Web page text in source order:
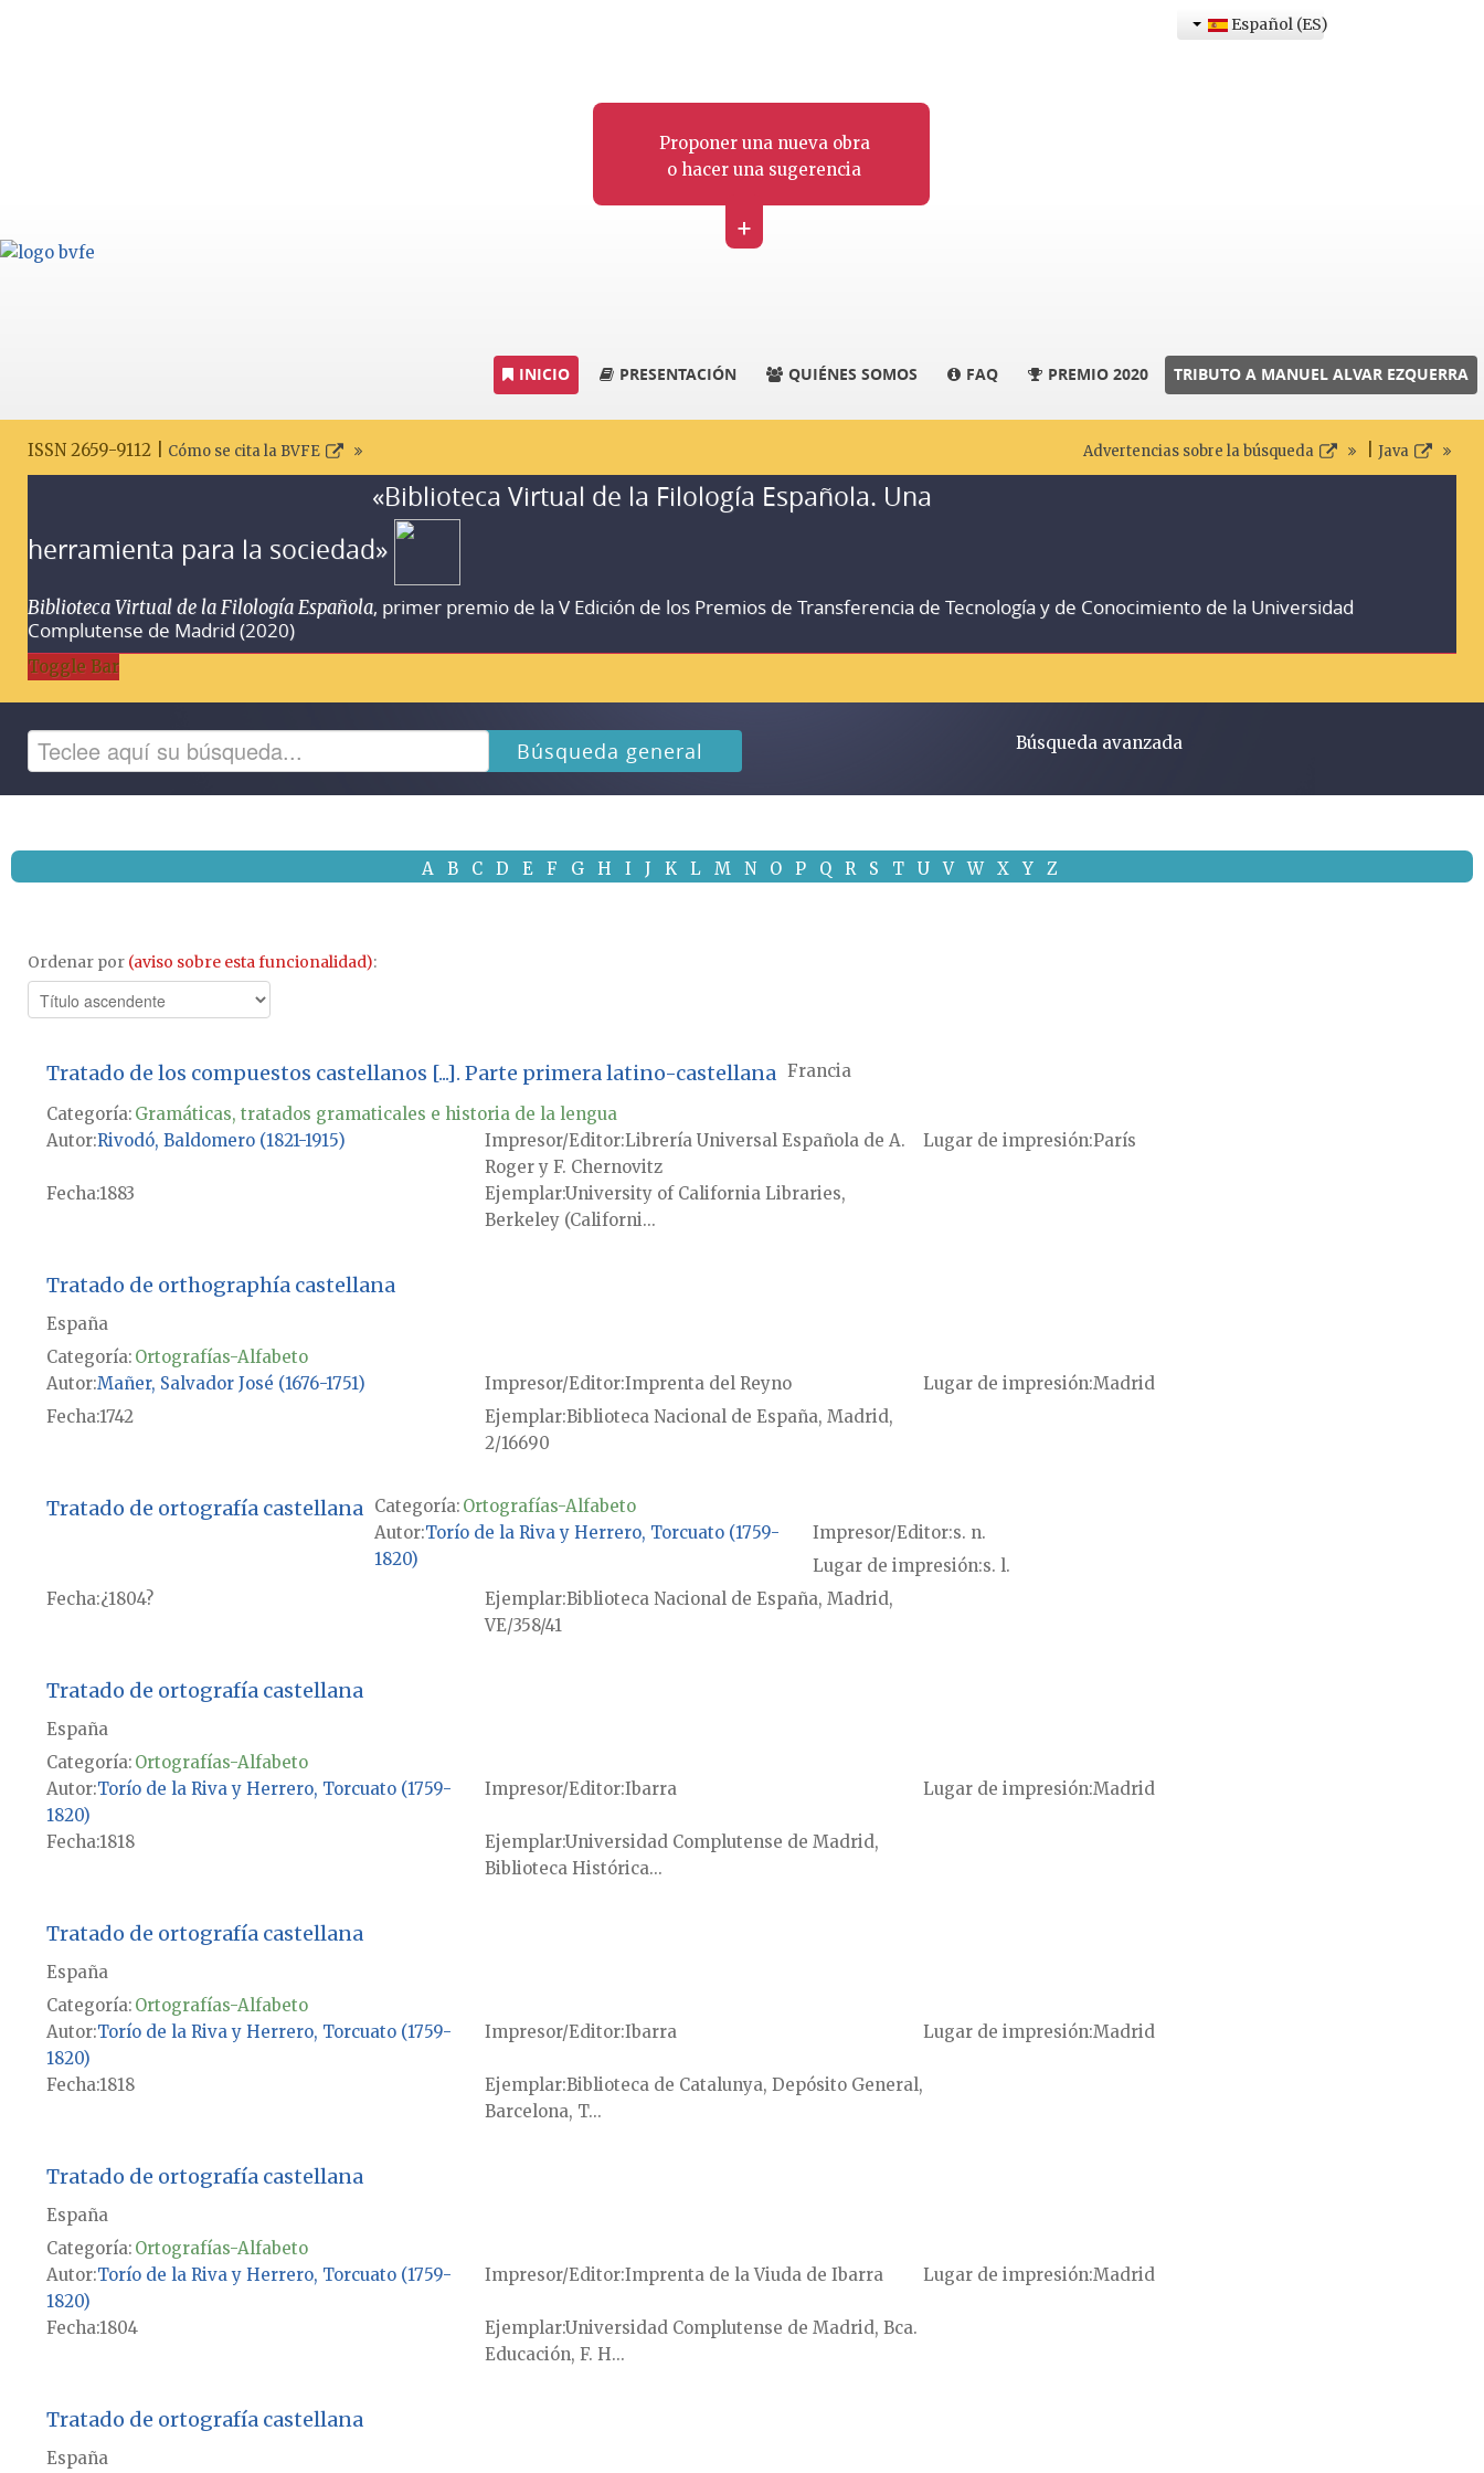
Proponer una nueva obra
o hacer una sugerencia
+
Español (ES)
INICIO PRESENTACIÓN QUIÉNES SOMOS FAQ PREMIO 2020 TRIBUTO A MANUEL ALVAR EZQUERRA
ISSN 2659-9112 | Cómo se cita la BVFE Advertencias sobre la búsqueda Java
«Biblioteca Virtual de la Filología Española. Una
herramienta para la sociedad»
Biblioteca Virtual de la Filología Española, primer premio de la V Edición de los Premios de Transferencia de Tecnología y de Conocimiento de la Universidad
Complutense de Madrid (2020)
Toggle Bar
Búsqueda general Búsqueda avanzada
A B C D E F G H I J K L M N O P Q R S T U V W X Y Z
Ordenar por (aviso sobre esta funcionalidad):
Tratado de los compuestos castellanos [...]. Parte primera latino-castellana Francia
Categoría: Gramáticas, tratados gramaticales e historia de la lengua
Autor Rivodó, Baldomero (1821-1915) Impresor/Editor Librería Universal Española de A.
Roger y F. Chernovitz
Lugar de impresión París
Fecha1883 EjemplarUniversity of California Libraries,
Berkeley (Californi...
Tratado de orthographía castellana
España
Categoría: Ortografías-Alfabeto
Autor Mañer, Salvador José (1676-1751) Impresor/Editor Imprenta del Reyno Lugar de impresión Madrid
Fecha1742 Ejemplar Biblioteca Nacional de España, Madrid,
2/16690
Tratado de ortografía castellana Categoría: Ortografías-Alfabeto
Autor Torío de la Riva y Herrero, Torcuato (1759-
1820)
Impresor/Editor s. n.
Lugar de impresión s. l.
Fecha ¿1804? Ejemplar Biblioteca Nacional de España, Madrid,
VE/358/41
Tratado de ortografía castellana
España
Categoría: Ortografías-Alfabeto
Autor Torío de la Riva y Herrero, Torcuato (1759-
1820)
Impresor/Editor Ibarra Lugar de impresión Madrid
Fecha1818 EjemplarUniversidad Complutense de Madrid,
Biblioteca Histórica...
Tratado de ortografía castellana
España
Categoría: Ortografías-Alfabeto
Autor Torío de la Riva y Herrero, Torcuato (1759-
1820)
Impresor/Editor Ibarra Lugar de impresión Madrid
Fecha1818 Ejemplar Biblioteca de Catalunya, Depósito General,
Barcelona, T...
Tratado de ortografía castellana
España
Categoría: Ortografías-Alfabeto
Autor Torío de la Riva y Herrero, Torcuato (1759-
1820)
Impresor/Editor Imprenta de la Viuda de Ibarra Lugar de impresión Madrid
Fecha1804 EjemplarUniversidad Complutense de Madrid, Bca.
Educación, F. H...
Tratado de ortografía castellana
España